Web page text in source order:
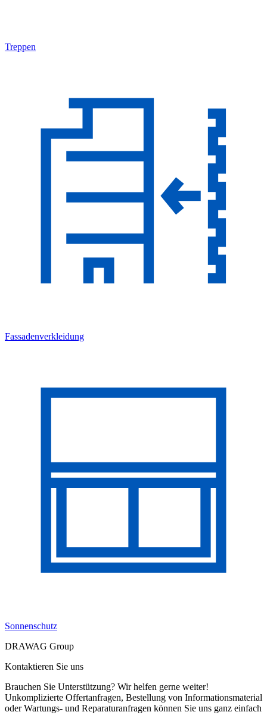
Treppen
Fassadenverkleidung
Sonnenschutz
DRAWAG Group
Kontaktieren Sie uns
Brauchen Sie Unterstützung? Wir helfen gerne weiter!
Unkomplizierte Offertanfragen, Bestellung von Informationsmaterial
oder Wartungs- und Reparaturanfragen können Sie uns ganz einfach